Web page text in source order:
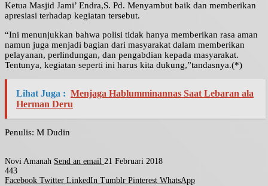
Ketua Masjid Jami’ Endra,S. Pd. Menyambut baik dan memberikan
apresiasi terhadap kegiatan tersebut.
“Ini menunjukkan bahwa polisi tidak hanya memberikan rasa aman
namun juga menjadi bagian dari masyarakat dalam memberikan
pelayanan, perlindungan, dan pengabdian kepada masyarakat.
Tentunya, kegiatan seperti ini harus kita dukung,”tandasnya.(*)
Lihat Juga : Menjaga Hablumminannas Saat Lebaran ala
Herman Deru
Penulis: M Dudin
Novi Amanah Send an email 21 Februari 2018
443
Facebook Twitter LinkedIn Tumblr Pinterest WhatsApp